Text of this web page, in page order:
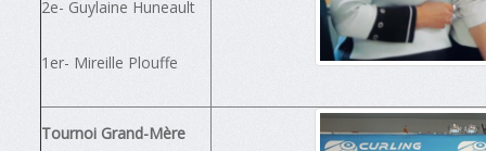
2e- Guylaine Huneault
1er- Mireille Plouffe
Tournoi Grand-Mère